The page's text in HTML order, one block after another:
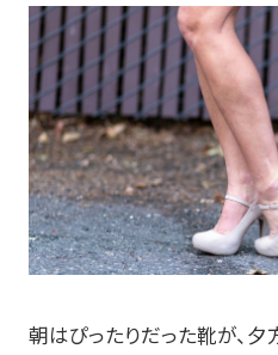
朝はぴったりだった靴が、